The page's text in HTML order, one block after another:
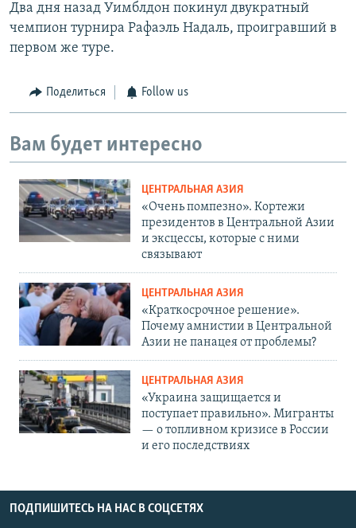
Два дня назад Уимблдон покинул двукратный
чемпион турнира Рафаэль Надаль, проигравший в
первом же туре.
Поделиться Follow us
Вам будет интересно
ЦЕНТРАЛЬНАЯ АЗИЯ
«Очень помпезно». Кортежи
президентов в Центральной Азии
и эксцессы, которые с ними
связывают
ЦЕНТРАЛЬНАЯ АЗИЯ
«Краткосрочное решение».
Почему амнистии в Центральной
Азии не панацея от проблемы?
ЦЕНТРАЛЬНАЯ АЗИЯ
«Украина защищается и
поступает правильно». Мигранты
— о топливном кризисе в России
и его последствиях
ПОДПИШИТЕСЬ НА НАС В СОЦСЕТЯХ